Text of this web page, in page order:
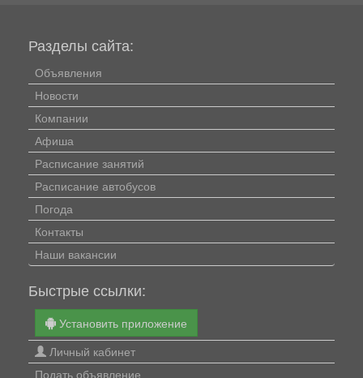
Разделы сайта:
Объявления
Новости
Компании
Афиша
Расписание занятий
Расписание автобусов
Погода
Контакты
Наши вакансии
Быстрые ссылки:
Установить приложение
Личный кабинет
Подать объявление